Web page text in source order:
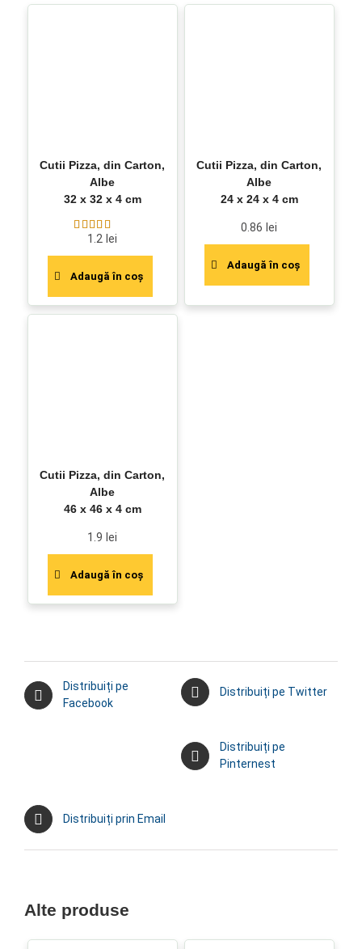
Cutii Pizza, din Carton,
Albe
32 x 32 x 4 cm
Evaluat la
1.2 lei
Adaugă în coș
Cutii Pizza, din Carton,
Albe
24 x 24 x 4 cm
0.86 lei
Adaugă în coș
Cutii Pizza, din Carton,
Albe
46 x 46 x 4 cm
1.9 lei
Adaugă în coș
Distribuiți pe
Facebook
Distribuiți pe Twitter
Distribuiți pe
Pinternest
Distribuiți prin Email
Alte produse